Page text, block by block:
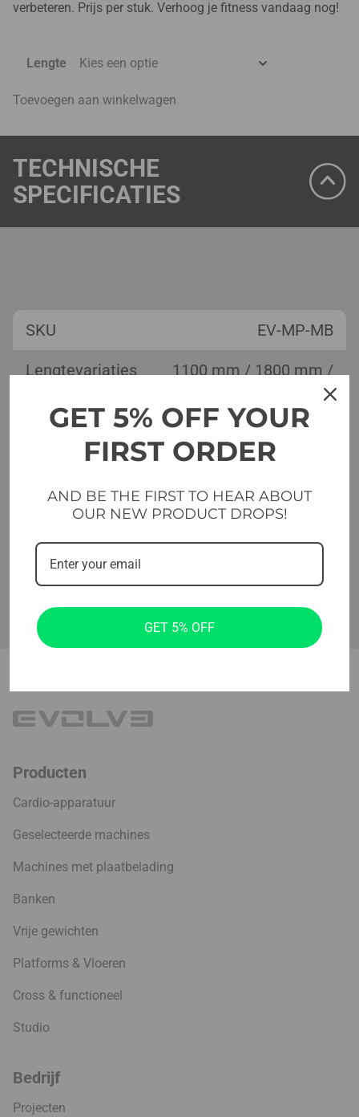
verbeteren. Prijs per stuk. Verhoog je fitness vandaag nog!
Lengte
Toevoegen aan winkelwagen
TECHNISCHE
SPECIFICATIES
SKU EV-MP-MB
Lengtevariaties
1100 mm / 1800 mm /
3000 mm
Producten
Cardio-apparatuur
Geselecteerde machines
Machines met plaatbelading
Banken
Vrije gewichten
Platforms & Vloeren
Cross & functioneel
Studio
Bedrijf
Projecten
GET 5% OFF YOUR
FIRST ORDER
AND BE THE FIRST TO HEAR ABOUT
OUR NEW PRODUCT DROPS!
GET 5% OFF